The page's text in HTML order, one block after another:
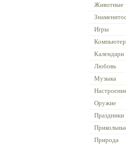
Животные
Игры
Календари
Любовь
Музыка
Оружие
Праздники
Природа